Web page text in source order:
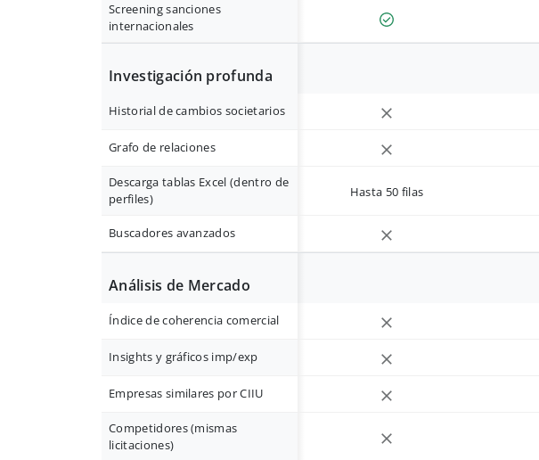
Screening sanciones
internacionales
Investigación profunda
Historial de cambios societarios
Grafo de relaciones
Descarga tablas Excel (dentro de
perfiles)
Hasta 50 filas
Buscadores avanzados
Análisis de Mercado
Índice de coherencia comercial
Insights y gráficos imp/exp
Empresas similares por CIIU
Competidores (mismas
licitaciones)